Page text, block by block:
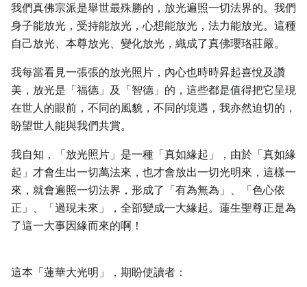
我們真佛宗派是舉世最殊勝的，放光遍照一切法界的。我們
身子能放光，受持能放光，心想能放光，法力能放光。這種
自己放光、本尊放光、變化放光，織成了真佛瓔珞莊嚴。
我每當看見一張張的放光照片，內心也時時昇起喜悅及讚
美，放光是「福德」及「智德」的，這些都是值得把它呈現
在世人的眼前，不同的風貌，不同的境遇，我亦然迫切的，
盼望世人能與我們共賞。
我自知，「放光照片」是一種「真如緣起」，由於「真如緣
起」才會生出一切萬法來，也才會放出一切光明來，這樣一
來，就會遍照一切法界，形成了「有為無為」、「色心依
正」、「過現未來」，全部變成一大緣起。蓮生聖尊正是為
了這一大事因緣而來的啊！
這本「蓮華大光明」，期盼使讀者：